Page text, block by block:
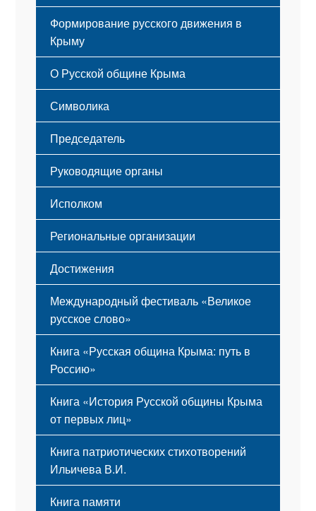
Формирование русского движения в
Крыму
Русский Крым
О Русской общине Крыма
Этапы становления
Принципы деятельности
Структура
Мероприятия
Символика
Флаг
Герб
Гимн
Председатель
Руководящие органы
Исполком
Региональные организации
Достижения
Международный фестиваль «Великое
русское слово»
Книга «Русская община Крыма: путь в
Россию»
Книга «История Русской общины Крыма
от первых лиц»
Книга патриотических стихотворений
Ильичева В.И.
Книга памяти